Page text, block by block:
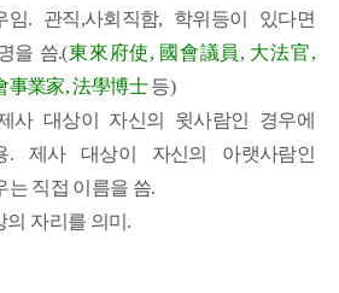
임. 관직,사회직함, 학위등이 있다면
을 씀.(東來府使, 國會議員, 大法官,
事業家, 法學博士등)
사 대상이 자신의 윗사람인 경우에
. 제사 대상이 자신의 아랫사람인
는 직접 이름을 씀.
의 자리를 의미.